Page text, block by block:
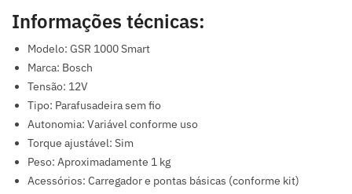
Informações técnicas:
Modelo: GSR 1000 Smart
Marca: Bosch
Tensão: 12V
Tipo: Parafusadeira sem fio
Autonomia: Variável conforme uso
Torque ajustável: Sim
Peso: Aproximadamente 1 kg
Acessórios: Carregador e pontas básicas (conforme kit)